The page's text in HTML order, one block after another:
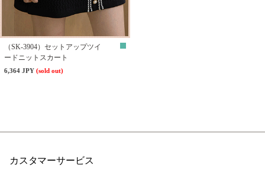
（SK-3904）セットアップツイ
ードニットスカート
6,364 JPY (sold out)
カスタマーサービス